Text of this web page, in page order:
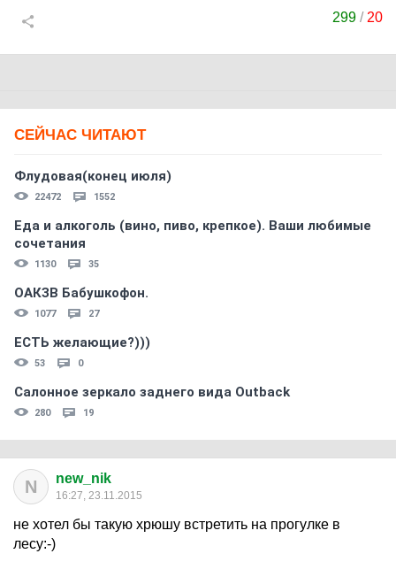
299 / 20
СЕЙЧАС ЧИТАЮТ
Флудовая(конец июля)
22472 1552
Еда и алкоголь (вино, пиво, крепкое). Ваши любимые
сочетания
1130 35
ОАКЗВ Бабушкофон.
1077 27
ЕСТЬ желающие?)))
53 0
Салонное зеркало заднего вида Outback
280 19
N new_nik
16:27, 23.11.2015
не хотел бы такую хрюшу встретить на прогулке в
лесу:-)